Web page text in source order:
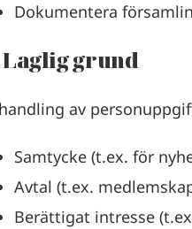
Dokumentera
Laglig grund
av
Samtycke (t.ex. för
Avtal (t.ex.
Berättigat intresse